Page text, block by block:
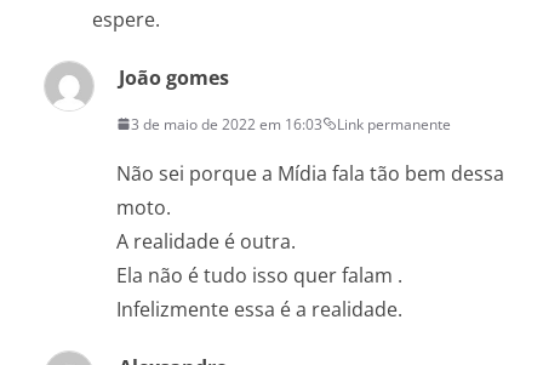
espere.
João gomes
3 de maio de 2022 em 16:03 Link permanente
Não sei porque a Mídia fala tão bem dessa
moto.
A realidade é outra.
Ela não é tudo isso quer falam .
Infelizmente essa é a realidade.